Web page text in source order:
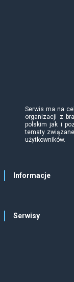
Serwis ma na
organizacji z
polskim jak i
tematy
użytkowników.
Informacje
Serwisy